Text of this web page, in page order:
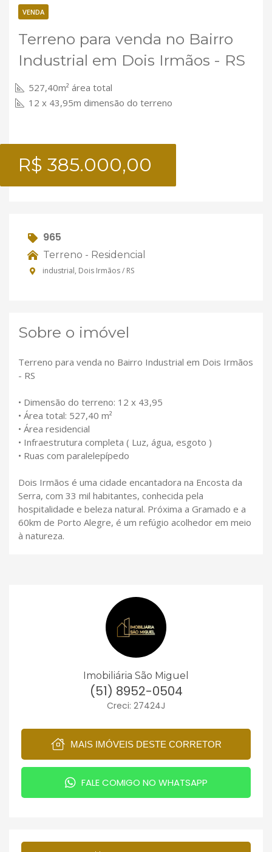
VENDA
Terreno para venda no Bairro
Industrial em Dois Irmãos - RS
527,40m² área total
12 x 43,95m dimensão do terreno
R$ 385.000,00
965
Terreno - Residencial
industrial, Dois Irmãos / RS
Sobre o imóvel
Terreno para venda no Bairro Industrial em Dois Irmãos
- RS
• Dimensão do terreno: 12 x 43,95
• Área total: 527,40 m²
• Área residencial
• Infraestrutura completa ( Luz, água, esgoto )
• Ruas com paralelepípedo
Dois Irmãos é uma cidade encantadora na Encosta da
Serra, com 33 mil habitantes, conhecida pela
hospitalidade e beleza natural. Próxima a Gramado e a
60km de Porto Alegre, é um refúgio acolhedor em meio
à natureza.
Imobiliária São Miguel
(51) 8952-0504
Creci: 27424J
MAIS IMÓVEIS DESTE CORRETOR
FALE COMIGO NO WHATSAPP